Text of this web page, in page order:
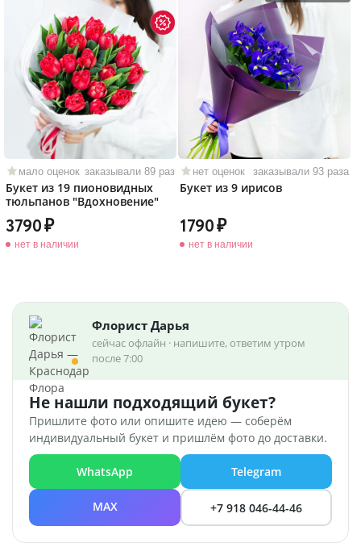
мало оценок заказывали 89 раз
Букет из 19 пионовидных
тюльпанов "Вдохновение"
3790
нет в наличии
нет оценок заказывали 93 раза
Букет из 9 ирисов
1790
нет в наличии
Флорист Дарья
сейчас офлайн · напишите, ответим утром
после 7:00
Не нашли подходящий букет?
Пришлите фото или опишите идею — соберём
индивидуальный букет и пришлём фото до доставки.
WhatsApp Telegram
MAX +7 918 046-44-46